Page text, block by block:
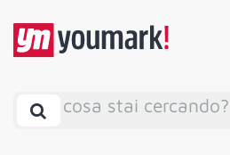
cosa stai cercando?